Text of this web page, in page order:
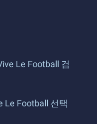
Le Football 검
Le Football 선택